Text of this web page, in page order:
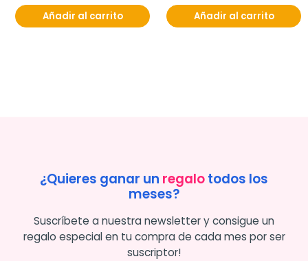
Añadir al carrito Añadir al carrito
¿Quieres ganar un regalotodos los
meses?
Suscríbete a nuestra newsletter y consigue un
regalo especial en tu compra de cada mes por ser
suscriptor!